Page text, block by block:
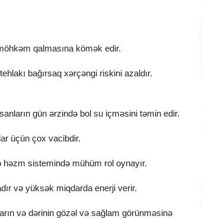
qalmasına kömək edir.
bağırsaq xərçəngi riskini azaldır.
gün ərzində bol su içməsini təmin edir.
üçün çox vacibdir.
sistemində mühüm rol oynayır.
və yüksək miqdarda enerji verir.
və dərinin gözəl və sağlam görünməsinə